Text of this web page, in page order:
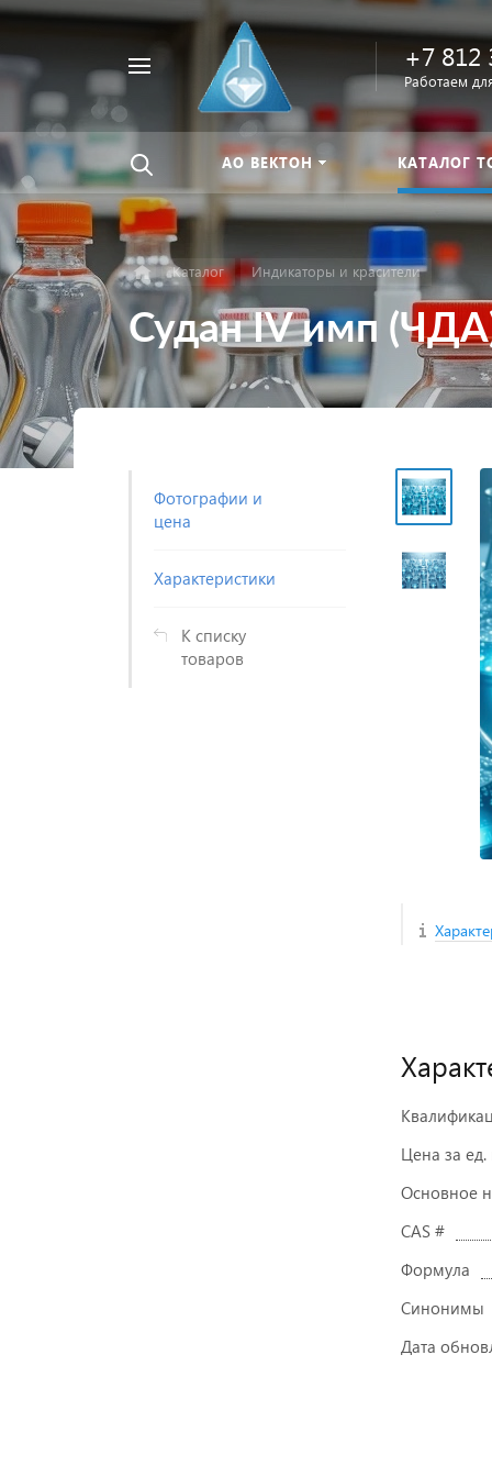
Найти
Например,
+7 812
Работаем
АО ВЕКТОН КАТАЛОГ
Каталог Индикаторы и красители
Судан IV имп
Фотографии и
цена
Характеристики
К списку
товаров
Цена за ед.
Основное
CAS #
Формула
Синонимы
Дата